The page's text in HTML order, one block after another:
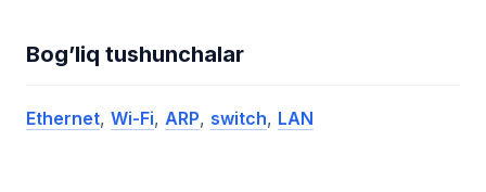
Bog’liq tushunchalar
Ethernet, Wi-Fi, ARP, switch, LAN